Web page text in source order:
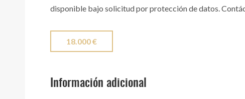
disponible bajo solicitud por protección de datos.
18.000 €
Información adicional